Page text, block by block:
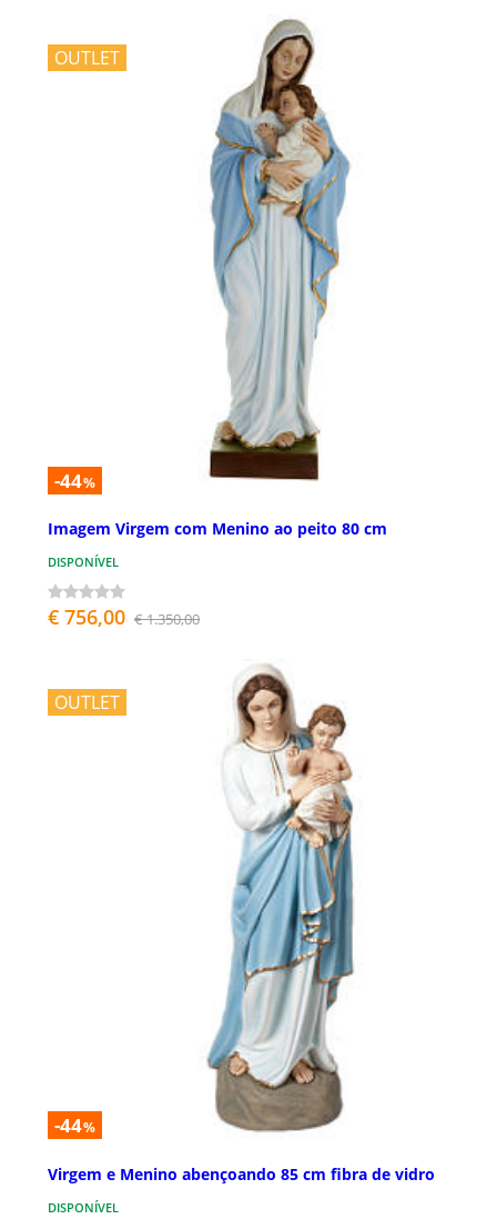
OUTLET
-44%
Imagem Virgem com Menino ao peito 80 cm
DISPONÍVEL
€ 756,00 € 1.350,00
OUTLET
-44%
Virgem e Menino abençoando 85 cm fibra de vidro
DISPONÍVEL